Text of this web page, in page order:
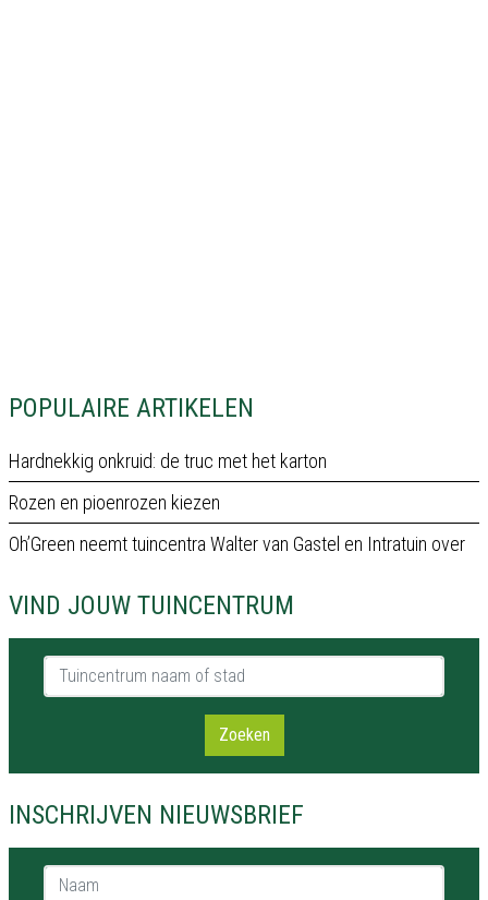
POPULAIRE ARTIKELEN
Hardnekkig onkruid: de truc met het karton
Rozen en pioenrozen kiezen
Oh’Green neemt tuincentra Walter van Gastel en Intratuin over
VIND JOUW TUINCENTRUM
Tuincentrum naam of stad
Zoeken
INSCHRIJVEN NIEUWSBRIEF
Naam *